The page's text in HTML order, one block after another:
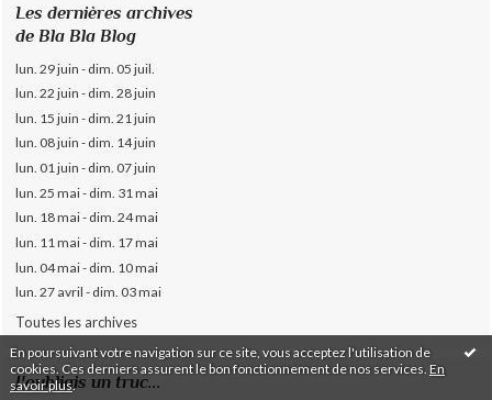
En poursuivant votre navigation sur ce site, vous acceptez l'utilisation de
cookies. Ces derniers assurent le bon fonctionnement de nos services. En
savoir plus.
Les dernières archives
de Bla Bla Blog
lun. 29 juin - dim. 05 juil.
lun. 22 juin - dim. 28 juin
lun. 15 juin - dim. 21 juin
lun. 08 juin - dim. 14 juin
lun. 01 juin - dim. 07 juin
lun. 25 mai - dim. 31 mai
lun. 18 mai - dim. 24 mai
lun. 11 mai - dim. 17 mai
lun. 04 mai - dim. 10 mai
lun. 27 avril - dim. 03 mai
Toutes les archives
J'oubliais un truc...